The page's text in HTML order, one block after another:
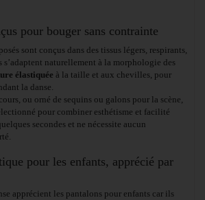
pour bouger sans contrainte
sont conçus dans des tissus légers, respirants,
s’adaptent naturellement à la morphologie des
élastiquée à la taille et aux chevilles, pour
la danse.
ou orné de sequins ou galons pour la scène,
pour combiner esthétisme et facilité
secondes et ne nécessite aucun
pour les enfants, apprécié par
apprécient les pantalons pour enfants car ils